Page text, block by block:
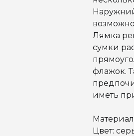
Лямка
сумки
флажок.
иметь
Цвет: